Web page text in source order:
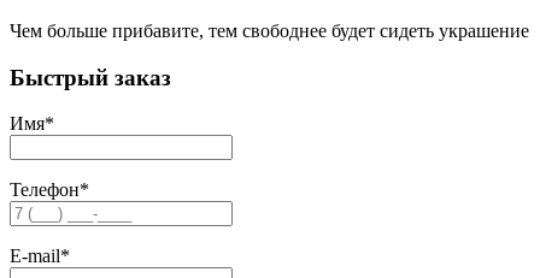
Чем больше прибавите, тем свободнее будет сидеть украшение
Быстрый заказ
Имя*
Телефон*
E-mail*